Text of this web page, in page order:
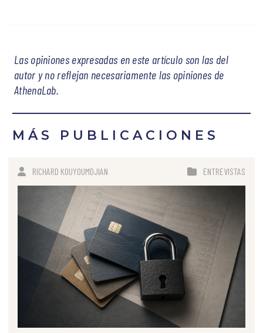
Las opiniones expresadas en este artículo son las del
autor y no reflejan necesariamente las opiniones de
AthenaLab.
MÁS PUBLICACIONES
RICHARD KOUYOUMDJIAN ENTREVISTAS